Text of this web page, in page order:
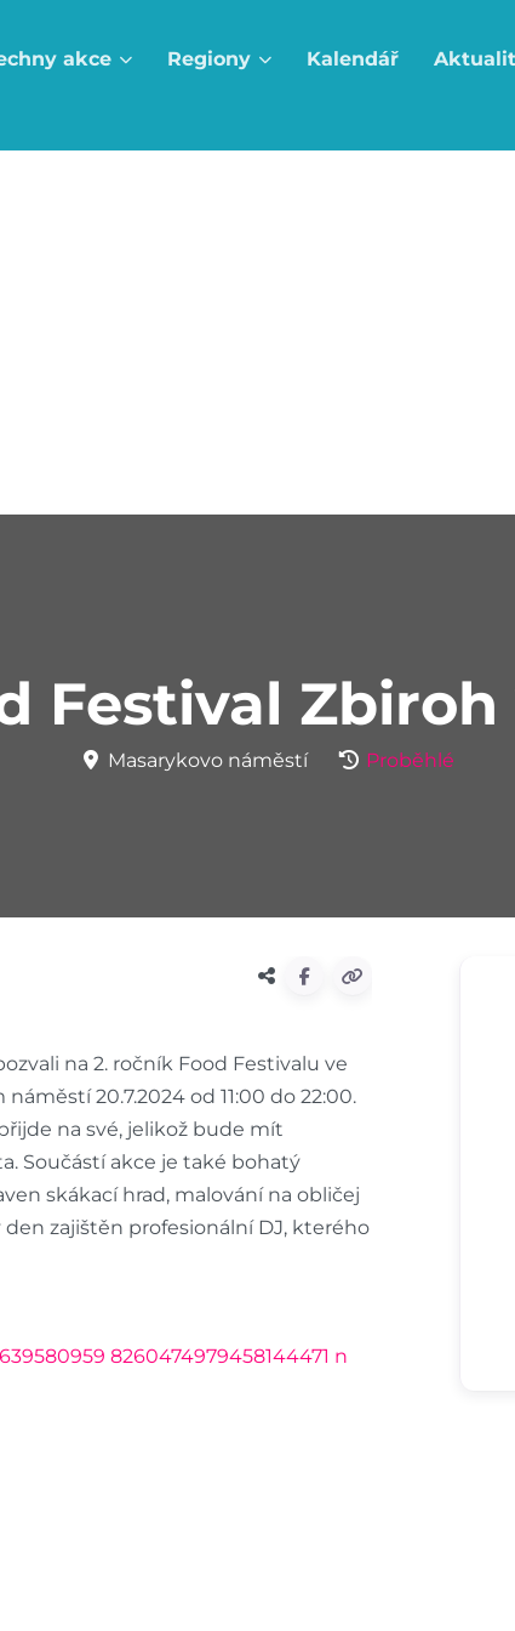
akce Regiony Kalendář
Festival Zbiroh
Masarykovo náměstí Proběhlé
na 2. ročník Food Festivalu ve
20.7.2024 od 11:00 do 22:00.
na své, jelikož bude mít
Součástí akce je také bohatý
skákací hrad, malování na obličej
zajištěn profesionální DJ, kterého